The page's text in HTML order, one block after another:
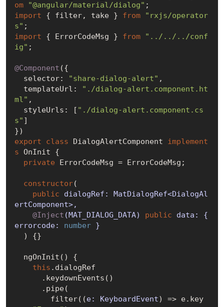
om
"@angular/material/dialog"
import { filter, take } from
"rxjs/operator
s"
import { ErrorCodeMsg } from
"../../../conf
ig" ;
@Component ({
  selector:
"share-dialog-alert" ,
  templateUrl:
"./dialog-alert.component.ht
ml" ,
  styleUrls: [
"./dialog-alert.component.cs
s" ]
export
class DialogAlertComponent implement
s OnInit {
private ErrorCodeMsg = ErrorCodeMsg;
constructor(
public dialogRef: MatDialogRef<DialogAl
ertComponent>,
@Inject (MAT_DIALOG_DATA) public data: {
errorcode: number }
) {}
this .dialogRef
        filter(
(e: KeyboardEvent) => e.key